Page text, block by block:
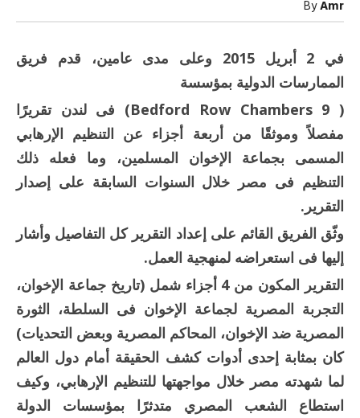
ByAmr
الوطن
في 2 أبريل 2015 وعلى مدى عامين، قدم فريق
الممارسات الدولية بمؤسسة
( Bedford Row Chambers 9) فى لندن تقريرًا
مفصلاً وموثقًا من أربعة أجزاء عن التنظيم الإرهابي
المسمى بجماعة الإخوان المسلمين، وما فعله ذلك
التنظيم فى مصر خلال السنوات السابقة على إصدار
التقرير.
وثّق الفريق القائم على إعداد التقرير كل التفاصيل وأشار
إليها فى استعراضه لمنهجية العمل.
التقرير المكون من 4 أجزاء شمل (تاريخ جماعة الإخوان،
التجربة المصرية لجماعة الإخوان فى السلطة، الثورة
المصرية ضد الإخوان، المحاكم المصرية وبعض التحديات)
كان بمثابة إحدى أدوات كشف الحقيقة أمام دول العالم
لما شهدته مصر خلال مواجهتها للتنظيم الإرهابي، وكيف
استطاع الشعب المصري متدثرًا بمؤسسات الدولة